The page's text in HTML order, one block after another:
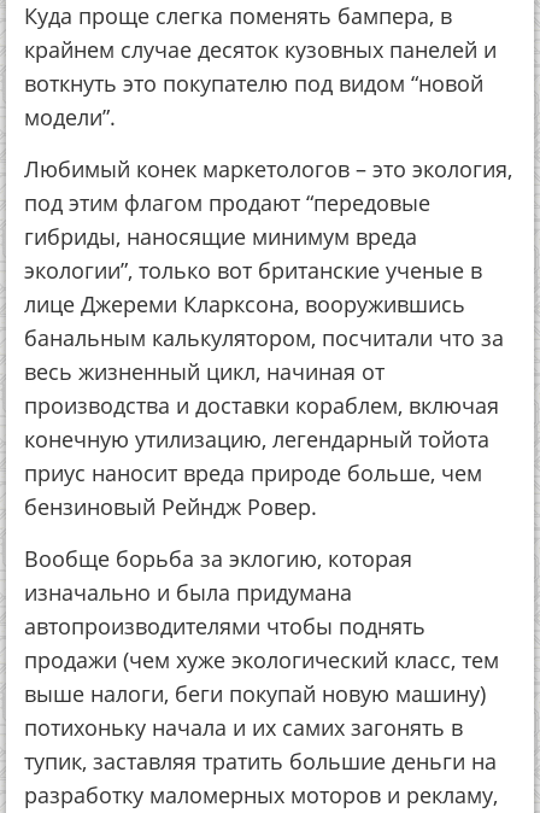
Куда проще слегка поменять бампера, в
крайнем случае десяток кузовных панелей и
воткнуть это покупателю под видом “новой
модели”.
Любимый конек маркетологов – это экология,
под этим флагом продают “передовые
гибриды, наносящие минимум вреда
экологии”, только вот британские ученые в
лице Джереми Кларксона, вооружившись
банальным калькулятором, посчитали что за
весь жизненный цикл, начиная от
производства и доставки кораблем, включая
конечную утилизацию, легендарный тойота
приус наносит вреда природе больше, чем
бензиновый Рейндж Ровер.
Вообще борьба за эклогию, которая
изначально и была придумана
автопроизводителями чтобы поднять
продажи (чем хуже экологический класс, тем
выше налоги, беги покупай новую машину)
потихоньку начала и их самих загонять в
тупик, заставляя тратить большие деньги на
разработку маломерных моторов и рекламу,